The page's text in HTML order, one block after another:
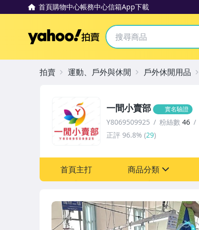
首頁購物中心帳務中心信箱App下載
Yahoo拍賣
一間小賣部 實名驗證
Y8069509925 粉絲數 46
正評 96.8% (29)
首頁主打 商品分類
圖書/影音/文具
拍賣 運動、戶外與休閒 戶外休閒用品